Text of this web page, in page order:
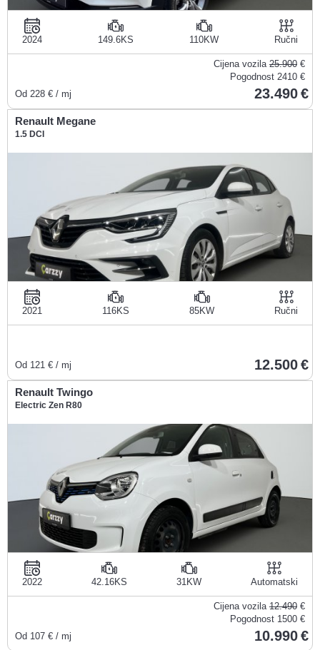
2024 149.6KS 110KW Ručni
Cijena vozila 25.900 €
Pogodnost 2410 €
Od 228 € / mj 23.490
Renault Megane
1.5 DCI
2021 116KS 85KW Ručni
Od 121 € / mj 12.500
Renault Twingo
Electric Zen R80
2022 42.16KS 31KW Automatski
Cijena vozila 12.490 €
Pogodnost 1500 €
Od 107 € / mj 10.990